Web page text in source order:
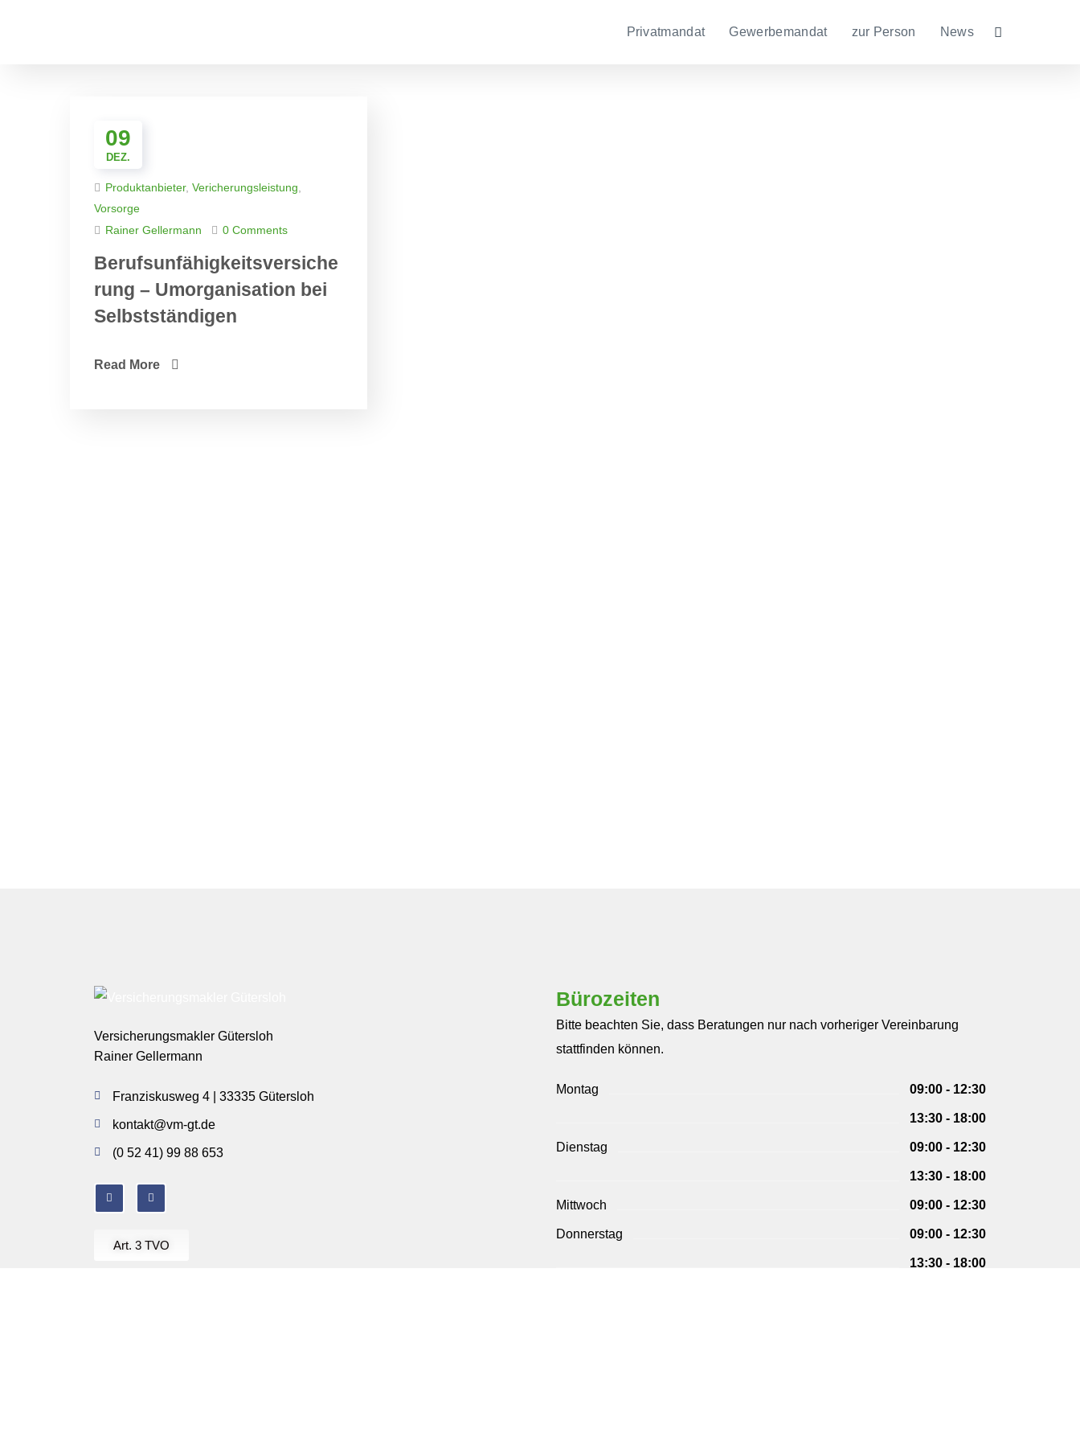
Privatmandat Gewerbemandat zur Person News
09
DEZ.
Produktanbieter, Vericherungsleistung
Vorsorge
Rainer Gellermann
0 Comments
Berufsunfähigkeitsversiche
rung – Umorganisation bei
Selbstständigen
Read More
Versicherungsmakler Gütersloh
Rainer Gellermann
Franziskusweg 4 | 33335 Gütersloh
kontakt@vm-gt.de
(0 52 41) 99 88 653
Art. 3 TVO
Bürozeiten
Bitte beachten Sie, dass Beratungen nur nach vorheriger Vereinbarung
stattfinden können.
Montag 09:00 - 12:30
13:30 - 18:00
Dienstag 09:00 - 12:30
13:30 - 18:00
Mittwoch 09:00 - 12:30
Donnerstag 09:00 - 12:30
13:30 - 18:00